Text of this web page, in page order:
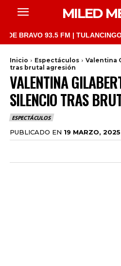
MILED
93.5 FM | TULANCINGO
Inicio Espectáculos
Valentina
tras brutal agresión
VALENTINA
SILENCIO TRAS
ESPECTÁCULOS
PUBLICADO EN 19 MARZO, 2025